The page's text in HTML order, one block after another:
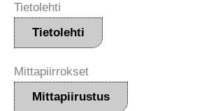
Tietolehti
Tietolehti
Mittapiirrokset
Mittapiirustus